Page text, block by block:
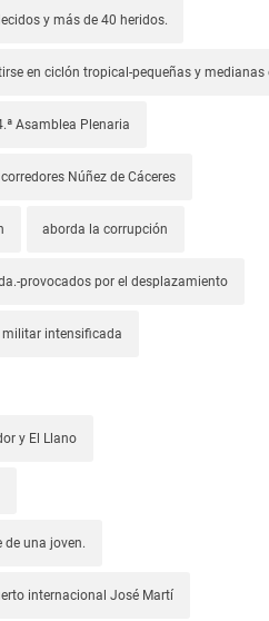
y más de 40 heridos.
en ciclón tropical-pequeñas y
Asamblea Plenaria
Núñez de Cáceres
aborda la corrupción
provocados por el desplazamiento
intensificada
y El Llano
de una joven.
internacional José Martí